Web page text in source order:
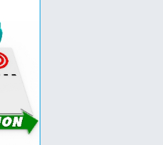
il est possible d’analyser
Cela passe par une analyse
un investissement